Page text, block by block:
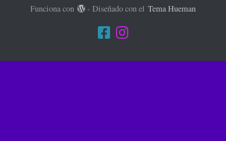
Funciona con - Diseñado con elTema Hueman